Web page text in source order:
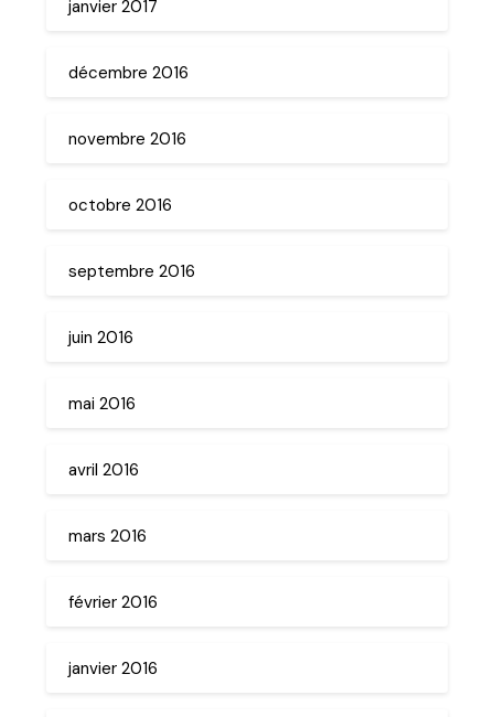
janvier 2017
décembre 2016
novembre 2016
octobre 2016
septembre 2016
juin 2016
mai 2016
avril 2016
mars 2016
février 2016
janvier 2016